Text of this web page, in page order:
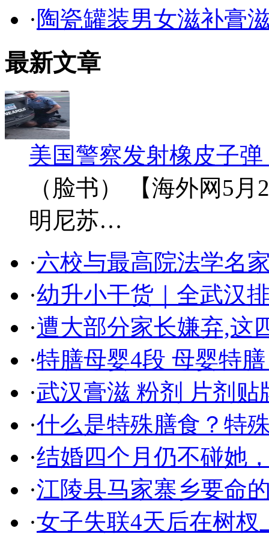
· 陶瓷罐装男女滋补膏
最新文章
美国警察发射橡皮子弹
（脸书） 【海外网5
明尼苏…
·六校与最高院法学名
·幼升小干货｜全武汉
·遭大部分家长嫌弃,这
·特膳母婴4段 母婴特
·武汉膏滋 粉剂 片剂贴
·什么是特殊膳食？特
·结婚四个月仍不碰她
·江陵县马家寨乡要命
·女子失联4天后在树杈